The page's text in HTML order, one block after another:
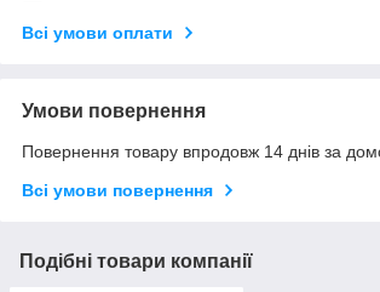
Всі умови оплати
Умови повернення
Повернення товару впродовж 14 днів за
Всі умови повернення
Подібні товари компанії